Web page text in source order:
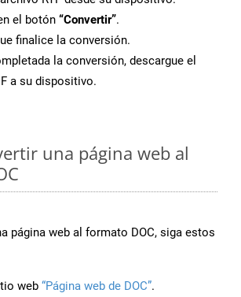
el botón “Convertir”.
finalice la conversión.
la conversión, descargue el
a su dispositivo.
una página web al
página web al formato DOC, siga estos
web “Página web de DOC”.